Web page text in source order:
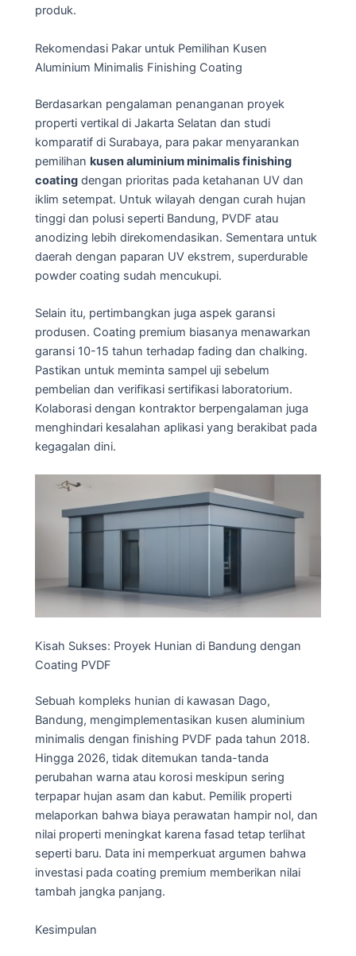
produk.
Rekomendasi Pakar untuk Pemilihan Kusen
Aluminium Minimalis Finishing Coating
Berdasarkan pengalaman penanganan proyek
properti vertikal di Jakarta Selatan dan studi
komparatif di Surabaya, para pakar menyarankan
pemilihan kusen aluminium minimalis finishing
coating dengan prioritas pada ketahanan UV dan
iklim setempat. Untuk wilayah dengan curah hujan
tinggi dan polusi seperti Bandung, PVDF atau
anodizing lebih direkomendasikan. Sementara untuk
daerah dengan paparan UV ekstrem, superdurable
powder coating sudah mencukupi.
Selain itu, pertimbangkan juga aspek garansi
produsen. Coating premium biasanya menawarkan
garansi 10-15 tahun terhadap fading dan chalking.
Pastikan untuk meminta sampel uji sebelum
pembelian dan verifikasi sertifikasi laboratorium.
Kolaborasi dengan kontraktor berpengalaman juga
menghindari kesalahan aplikasi yang berakibat pada
kegagalan dini.
Kisah Sukses: Proyek Hunian di Bandung dengan
Coating PVDF
Sebuah kompleks hunian di kawasan Dago,
Bandung, mengimplementasikan kusen aluminium
minimalis dengan finishing PVDF pada tahun 2018.
Hingga 2026, tidak ditemukan tanda-tanda
perubahan warna atau korosi meskipun sering
terpapar hujan asam dan kabut. Pemilik properti
melaporkan bahwa biaya perawatan hampir nol, dan
nilai properti meningkat karena fasad tetap terlihat
seperti baru. Data ini memperkuat argumen bahwa
investasi pada coating premium memberikan nilai
tambah jangka panjang.
Kesimpulan